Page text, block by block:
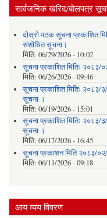
सार्वजनिक खरिद/बोलपत्र
दोस्रो पटक सूचना प्रकाशित
संशोधित सूचना।
मिति: 06/29/2026 - 10:02
सूचना प्रकाशित मितिः २०८३/
मिति: 06/26/2026 - 09:46
सूचना प्रकाशित मितिः २०८३/
सूचना ।
मिति: 06/19/2026 - 15:01
सूचना प्रकाशित मितिः २०८३/
सूचना ।
मिति: 06/17/2026 - 16:45
सूचना प्रकाशन मिति २०८३/
मिति: 06/11/2026 - 09:18
आय व्यय विवरण